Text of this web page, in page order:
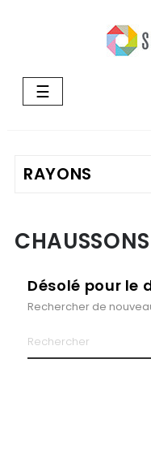
Basculer
la
☰
Désolé pour le
Rechercher de